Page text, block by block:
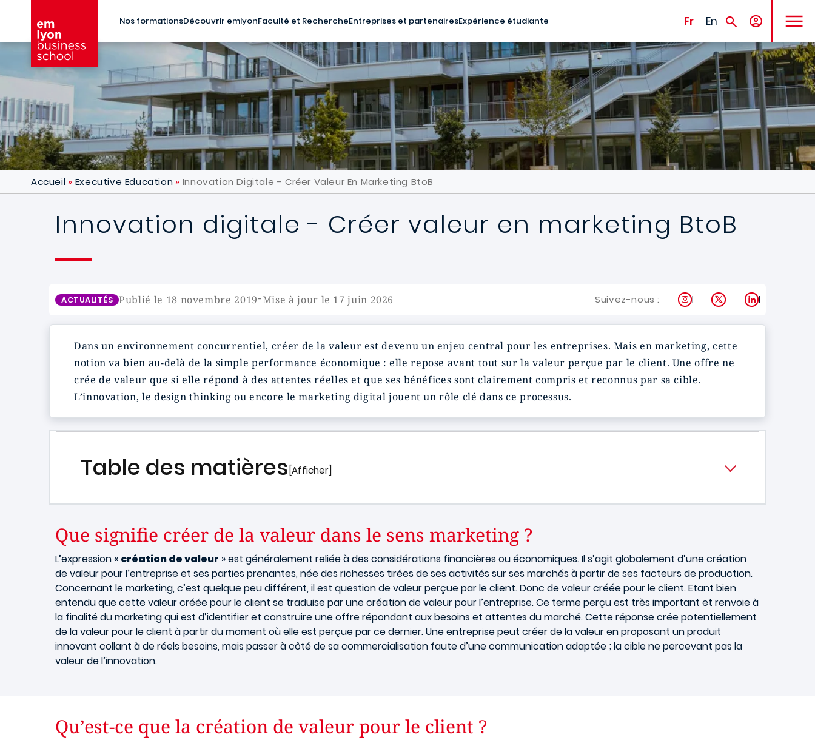
Nos formationsDécouvrir emlyonFaculté et RechercheEntreprises et partenairesExpérience étudiante Fr En
MENU
Accueil Executive Education Innovation Digitale - Créer Valeur En Marketing BtoB
Innovation digitale - Créer valeur en marketing BtoB
ACTUALITÉS Publié le 18 novembre 2019-Mise à jour le 17 juin 2026 Suivez-nous : Instagram
X LinkedIn
Dans un environnement concurrentiel, créer de la valeur est devenu un enjeu central pour les entreprises. Mais en marketing, cette
notion va bien au-delà de la simple performance économique : elle repose avant tout sur la valeur perçue par le client. Une offre ne
crée de valeur que si elle répond à des attentes réelles et que ses bénéfices sont clairement compris et reconnus par sa cible.
L’innovation, le design thinking ou encore le marketing digital jouent un rôle clé dans ce processus.
Table des matières [Afficher]
Que signifie créer de la valeur dans le sens marketing ?
L’expression « création de valeur » est généralement reliée à des considérations financières ou économiques. Il s’agit globalement d’une création
de valeur pour l’entreprise et ses parties prenantes, née des richesses tirées de ses activités sur ses marchés à partir de ses facteurs de production.
Concernant le marketing, c’est quelque peu différent, il est question de valeur perçue par le client. Donc de valeur créée pour le client. Etant bien
entendu que cette valeur créée pour le client se traduise par une création de valeur pour l’entreprise. Ce terme perçu est très important et renvoie à
la finalité du marketing qui est d’identifier et construire une offre répondant aux besoins et attentes du marché. Cette réponse crée potentiellement
de la valeur pour le client à partir du moment où elle est perçue par ce dernier. Une entreprise peut créer de la valeur en proposant un produit
innovant collant à de réels besoins, mais passer à côté de sa commercialisation faute d’une communication adaptée ; la cible ne percevant pas la
valeur de l’innovation.
Qu’est-ce que la création de valeur pour le client ?